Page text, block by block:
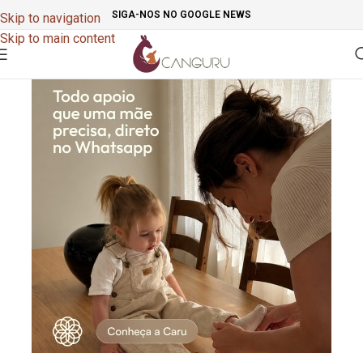
Skip to navigation
Skip to main content
SIGA-NOS NO GOOGLE NEWS